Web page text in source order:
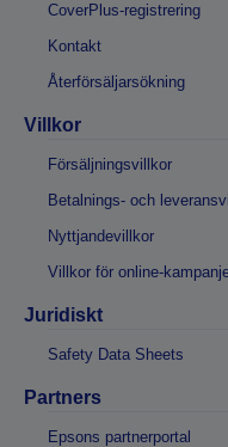
CoverPlus-registrering
Kontakt
Återförsäljarsökning
Villkor
Försäljningsvillkor
Betalnings- och
Nyttjandevillkor
Villkor för online-
Juridiskt
Safety Data Sheets
Partners
Epsons partnerportal